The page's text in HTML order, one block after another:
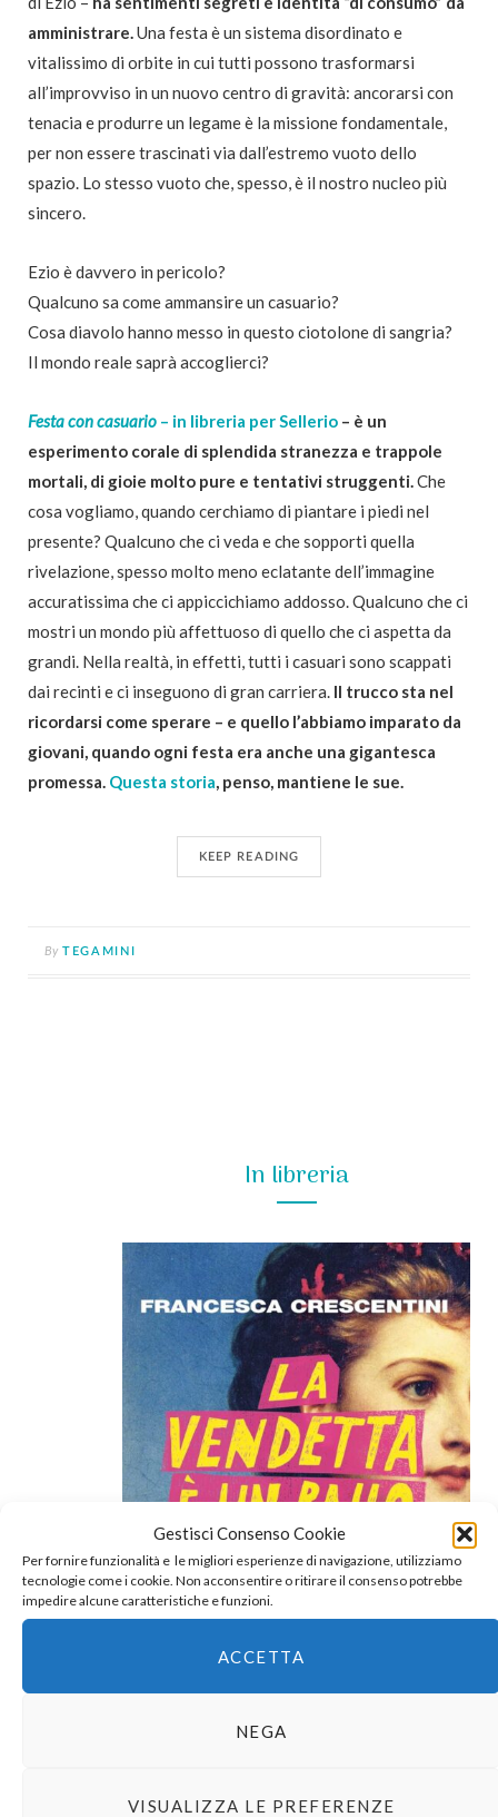
Gestisci Consenso Cookie
Per fornire funzionalità e le migliori esperienze di navigazione, utilizziamo
tecnologie come i cookie. Non acconsentire o ritirare il consenso potrebbe
impedire alcune caratteristiche e funzioni.
ACCETTA
NEGA
VISUALIZZA LE PREFERENZE
amministrare. Una festa è un sistema disordinato e
vitalissimo di orbite in cui tutti possono trasformarsi
all’improvviso in un nuovo centro di gravità: ancorarsi con
tenacia e produrre un legame è la missione fondamentale,
per non essere trascinati via dall’estremo vuoto dello
spazio. Lo stesso vuoto che, spesso, è il nostro nucleo più
sincero.
Ezio è davvero in pericolo?
Qualcuno sa come ammansire un casuario?
Cosa diavolo hanno messo in questo ciotolone di sangria?
Il mondo reale saprà accoglierci?
Festa con casuario – in libreria per Sellerio – è un
esperimento corale di splendida stranezza e trappole
mortali, di gioie molto pure e tentativi struggenti. Che
cosa vogliamo, quando cerchiamo di piantare i piedi nel
presente? Qualcuno che ci veda e che sopporti quella
rivelazione, spesso molto meno eclatante dell’immagine
accuratissima che ci appiccichiamo addosso. Qualcuno che ci
mostri un mondo più affettuoso di quello che ci aspetta da
grandi. Nella realtà, in effetti, tutti i casuari sono scappati
dai recinti e ci inseguono di gran carriera. Il trucco sta nel
ricordarsi come sperare – e quello l’abbiamo imparato da
giovani, quando ogni festa era anche una gigantesca
promessa. Questa storia , penso, mantiene le sue.
KEEP READING
By TEGAMINI
In libreria